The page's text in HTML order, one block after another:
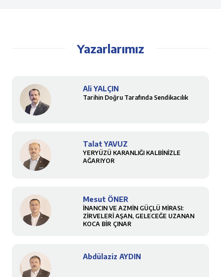
Yazarlarımız
Ali YALÇIN
Tarihin Doğru Tarafında Sendikacılık
Talat YAVUZ
YERYÜZÜ KARANLIĞI KALBİNİZLE
AĞARIYOR
Mesut ÖNER
İNANCIN VE AZMİN GÜÇLÜ MİRASI:
ZİRVELERİ AŞAN, GELECEĞE UZANAN
KOCA BİR ÇINAR
Abdülaziz AYDIN